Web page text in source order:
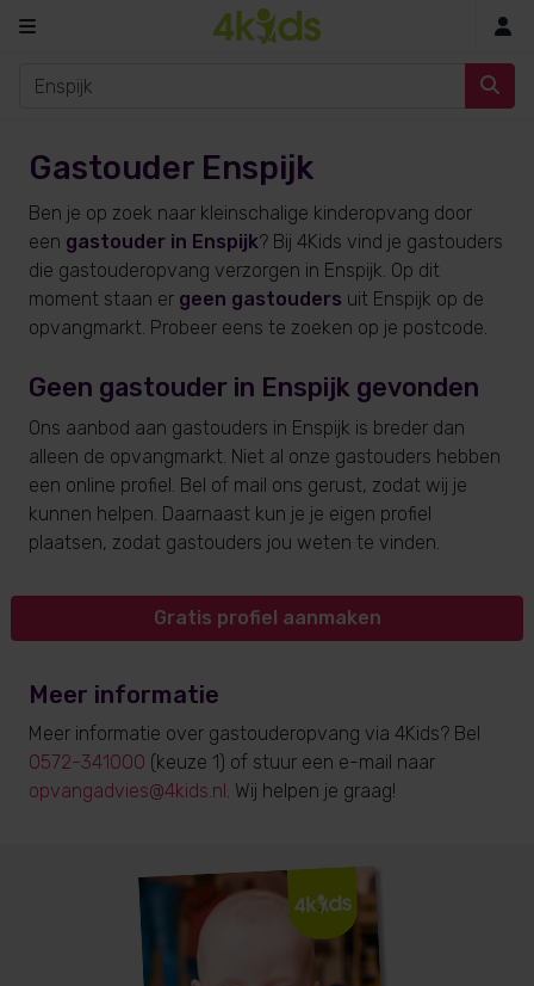
Gastouder Enspijk
Ben je op zoek naar kleinschalige kinderopvang door
een gastouder in Enspijk? Bij 4Kids vind je gastouders
die gastouderopvang verzorgen in Enspijk. Op dit
moment staan er geen gastouders uit Enspijk op de
opvangmarkt. Probeer eens te zoeken op je postcode.
Geen gastouder in Enspijk gevonden
Ons aanbod aan gastouders in Enspijk is breder dan
alleen de opvangmarkt. Niet al onze gastouders hebben
een online profiel. Bel of mail ons gerust, zodat wij je
kunnen helpen. Daarnaast kun je je eigen profiel
plaatsen, zodat gastouders jou weten te vinden.
Gratis profiel aanmaken
Meer informatie
Meer informatie over gastouderopvang via 4Kids? Bel
0572-341000 (keuze 1) of stuur een e-mail naar
opvangadvies@4kids.nl. Wij helpen je graag!